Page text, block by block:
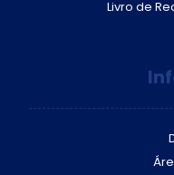
Livro de